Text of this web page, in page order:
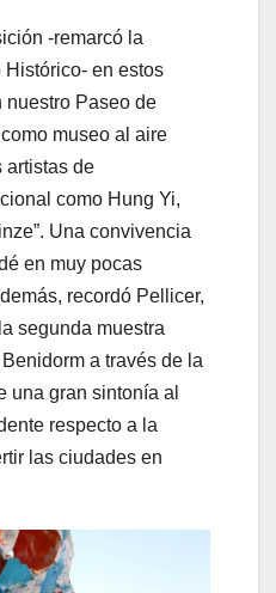
-remarcó la
en estos
nuestro Paseo de
museo al aire
artistas de
como Hung Yi,
Una convivencia
en muy pocas
recordó Pellicer,
segunda muestra
a través de la
una gran sintonía al
respecto a la
las ciudades en